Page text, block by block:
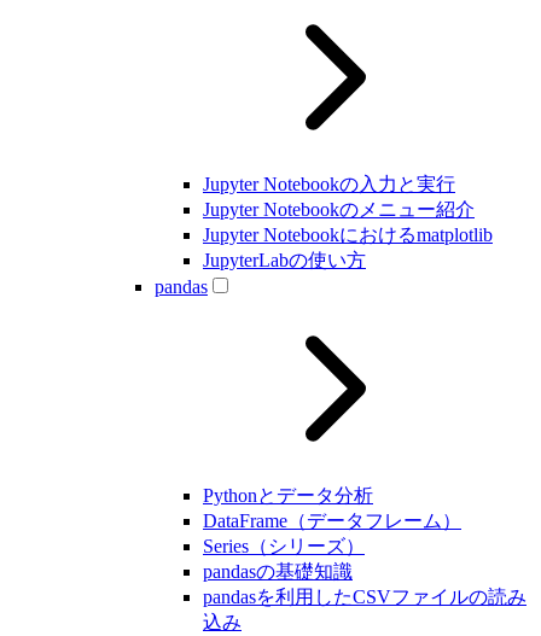
Jupyter Notebookの入力と実行
Jupyter Notebookのメニュー紹介
Jupyter Notebookにおけるmatplotlib
JupyterLabの使い方
pandas
Pythonとデータ分析
DataFrame（データフレーム）
Series（シリーズ）
pandasの基礎知識
pandasを利用したCSVファイルの読み
込み